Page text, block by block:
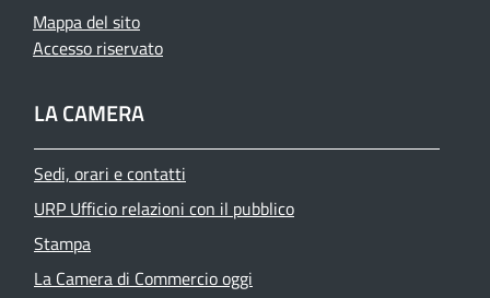
Mappa del sito
Accesso riservato
LA CAMERA
Sedi, orari e contatti
URP Ufficio relazioni con il pubblico
Stampa
La Camera di Commercio oggi